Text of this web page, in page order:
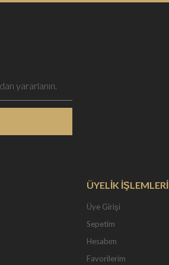
ÜYELİK İŞLEMLERİ
Üye Girişi
Sepetim
Hesabım
Favorilerim